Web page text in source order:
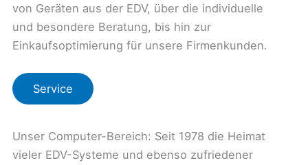
von Geräten aus der EDV, über die individuelle
und besondere Beratung, bis hin zur
Einkaufsoptimierung für unsere Firmenkunden.
Service
Unser Computer-Bereich: Seit 1978 die Heimat
vieler EDV-Systeme und ebenso zufriedener